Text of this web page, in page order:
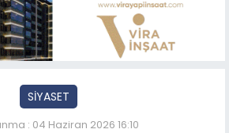
SİYASET
: 04 Haziran 2026 16:10